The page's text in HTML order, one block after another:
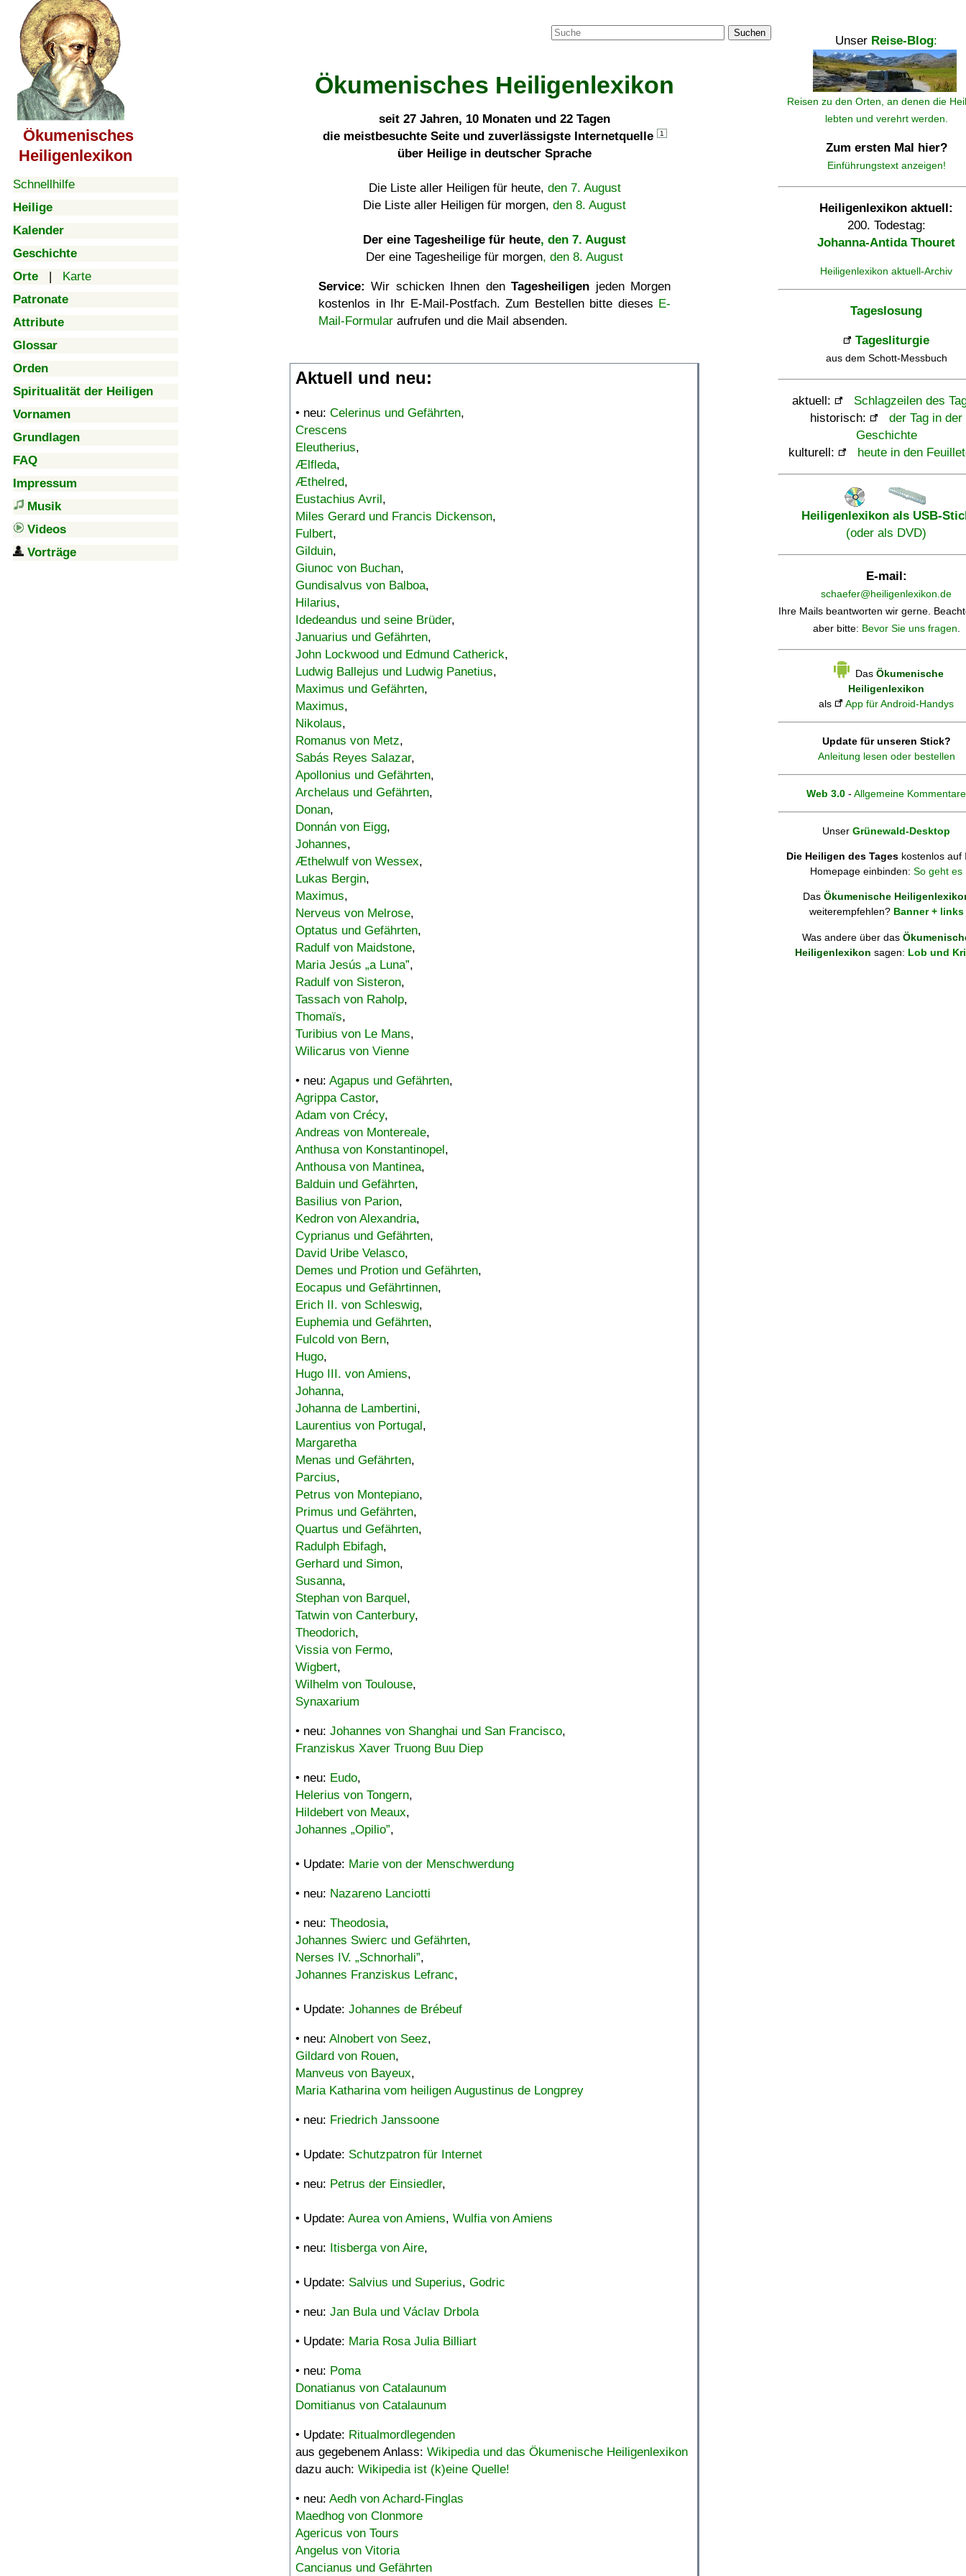
Ökumenisches
Heiligenlexikon
Schnellhilfe
Heilige
Kalender
Geschichte
Orte | Karte
Patronate
Attribute
Glossar
Orden
Spiritualität der Heiligen
Vornamen
Grundlagen
FAQ
Impressum
Musik
Videos
Vorträge
Suchen
Ökumenisches Heiligenlexikon
seit 27 Jahren, 10 Monaten und 22 Tagen
die meistbesuchte Seite und zuverlässigste Internetquelle
1
über Heilige in deutscher Sprache
Die Liste aller Heiligen für heute, den 7. August
Die Liste aller Heiligen für morgen, den 8. August
Der eine Tagesheilige für heute, den 7. August
Der eine Tagesheilige für morgen, den 8. August
Service: Wir schicken Ihnen denTagesheiligen jeden Morgen
kostenlos in Ihr E-Mail-Postfach. Zum Bestellen bitte dieses E-
Mail-Formular aufrufen und die Mail absenden.
Aktuell und neu:
• neu: Celerinus und Gefährten,
Crescens
Eleutherius,
Ælfleda,
Æthelred,
Eustachius Avril,
Miles Gerard und Francis Dickenson,
Fulbert,
Gilduin,
Giunoc von Buchan,
Gundisalvus von Balboa,
Hilarius,
Idedeandus und seine Brüder,
Januarius und Gefährten,
John Lockwood und Edmund Catherick,
Ludwig Ballejus und Ludwig Panetius,
Maximus und Gefährten,
Maximus,
Nikolaus,
Romanus von Metz,
Sabás Reyes Salazar,
Apollonius und Gefährten,
Archelaus und Gefährten,
Donan,
Donnán von Eigg,
Johannes,
Æthelwulf von Wessex,
Lukas Bergin,
Maximus,
Nerveus von Melrose,
Optatus und Gefährten,
Radulf von Maidstone,
Maria Jesús „a Luna”,
Radulf von Sisteron,
Tassach von Raholp,
Thomaïs,
Turibius von Le Mans,
Wilicarus von Vienne
• neu: Agapus und Gefährten,
Agrippa Castor,
Adam von Crécy,
Andreas von Montereale,
Anthusa von Konstantinopel,
Anthousa von Mantinea,
Balduin und Gefährten,
Basilius von Parion,
Kedron von Alexandria,
Cyprianus und Gefährten,
David Uribe Velasco,
Demes und Protion und Gefährten,
Eocapus und Gefährtinnen,
Erich II. von Schleswig,
Euphemia und Gefährten,
Fulcold von Bern,
Hugo,
Hugo III. von Amiens,
Johanna,
Johanna de Lambertini,
Laurentius von Portugal,
Margaretha
Menas und Gefährten,
Parcius,
Petrus von Montepiano,
Primus und Gefährten,
Quartus und Gefährten,
Radulph Ebifagh,
Gerhard und Simon,
Susanna,
Stephan von Barquel,
Tatwin von Canterbury,
Theodorich,
Vissia von Fermo,
Wigbert,
Wilhelm von Toulouse,
Synaxarium
• neu: Johannes von Shanghai und San Francisco,
Franziskus Xaver Truong Buu Diep
• neu: Eudo,
Helerius von Tongern,
Hildebert von Meaux,
Johannes „Opilio”,
• Update: Marie von der Menschwerdung
• neu: Nazareno Lanciotti
• neu: Theodosia,
Johannes Swierc und Gefährten,
Nerses IV. „Schnorhali”,
Johannes Franziskus Lefranc,
• Update: Johannes de Brébeuf
• neu: Alnobert von Seez,
Gildard von Rouen,
Manveus von Bayeux,
Maria Katharina vom heiligen Augustinus de Longprey
• neu: Friedrich Janssoone
• Update: Schutzpatron für Internet
• neu: Petrus der Einsiedler,
• Update: Aurea von Amiens, Wulfia von Amiens
• neu: Itisberga von Aire,
• Update: Salvius und Superius, Godric
• neu: Jan Bula und Václav Drbola
• Update: Maria Rosa Julia Billiart
• neu: Poma
Donatianus von Catalaunum
Domitianus von Catalaunum
• Update: Ritualmordlegenden
aus gegebenem Anlass: Wikipedia und das Ökumenische Heiligenlexikon
dazu auch: Wikipedia ist (k)eine Quelle!
• neu: Aedh von Achard-Finglas
Maedhog von Clonmore
Agericus von Tours
Angelus von Vitoria
Cancianus und Gefährten
Unser Reise-Blog:
Reisen zu den Orten, an denen die
lebten und verehrt werden.
Zum ersten Mal hier?
Einführungstext anzeigen!
Heiligenlexikon aktuell:
200. Todestag:
Johanna-Antida Thouret
Heiligenlexikon aktuell-Archiv
Tageslosung
Tagesliturgie
aus dem Schott-Messbuch
aktuell:
Schlagzeilen des
historisch:
der Tag in der
Geschichte
kulturell:
heute in den
Heiligenlexikon als USB-
(oder als DVD)
E-mail:
schaefer@heiligenlexikon.de
Ihre Mails beantworten wir gerne.
aber bitte: Bevor Sie uns fragen.
Das Ökumenische
Heiligenlexikon
als
App für Android-Handys
Update für unseren Stick?
Anleitung lesen oder bestellen
Web 3.0 - Allgemeine Kommentare
Unser Grünewald-Desktop
Die Heiligen des Tages kostenlos auf
Homepage einbinden: So geht es
Das Ökumenische
weiterempfehlen? Banner + links
Was andere über das
Heiligenlexikon sagen: Lob und